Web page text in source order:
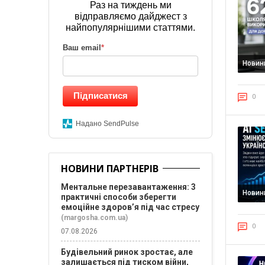
0
0
Раз на тиждень ми
відправляємо дайджест з
найпопулярнішими статтями.
Ваш email *
Підписатися
Надано SendPulse
НОВИНИ ПАРТНЕРІВ
Ментальне перезавантаження: 3
практичні способи зберегти
емоційне здоров’я під час стресу
(margosha.com.ua)
07.08.2026
Будівельний ринок зростає, але
залишається під тиском війни,